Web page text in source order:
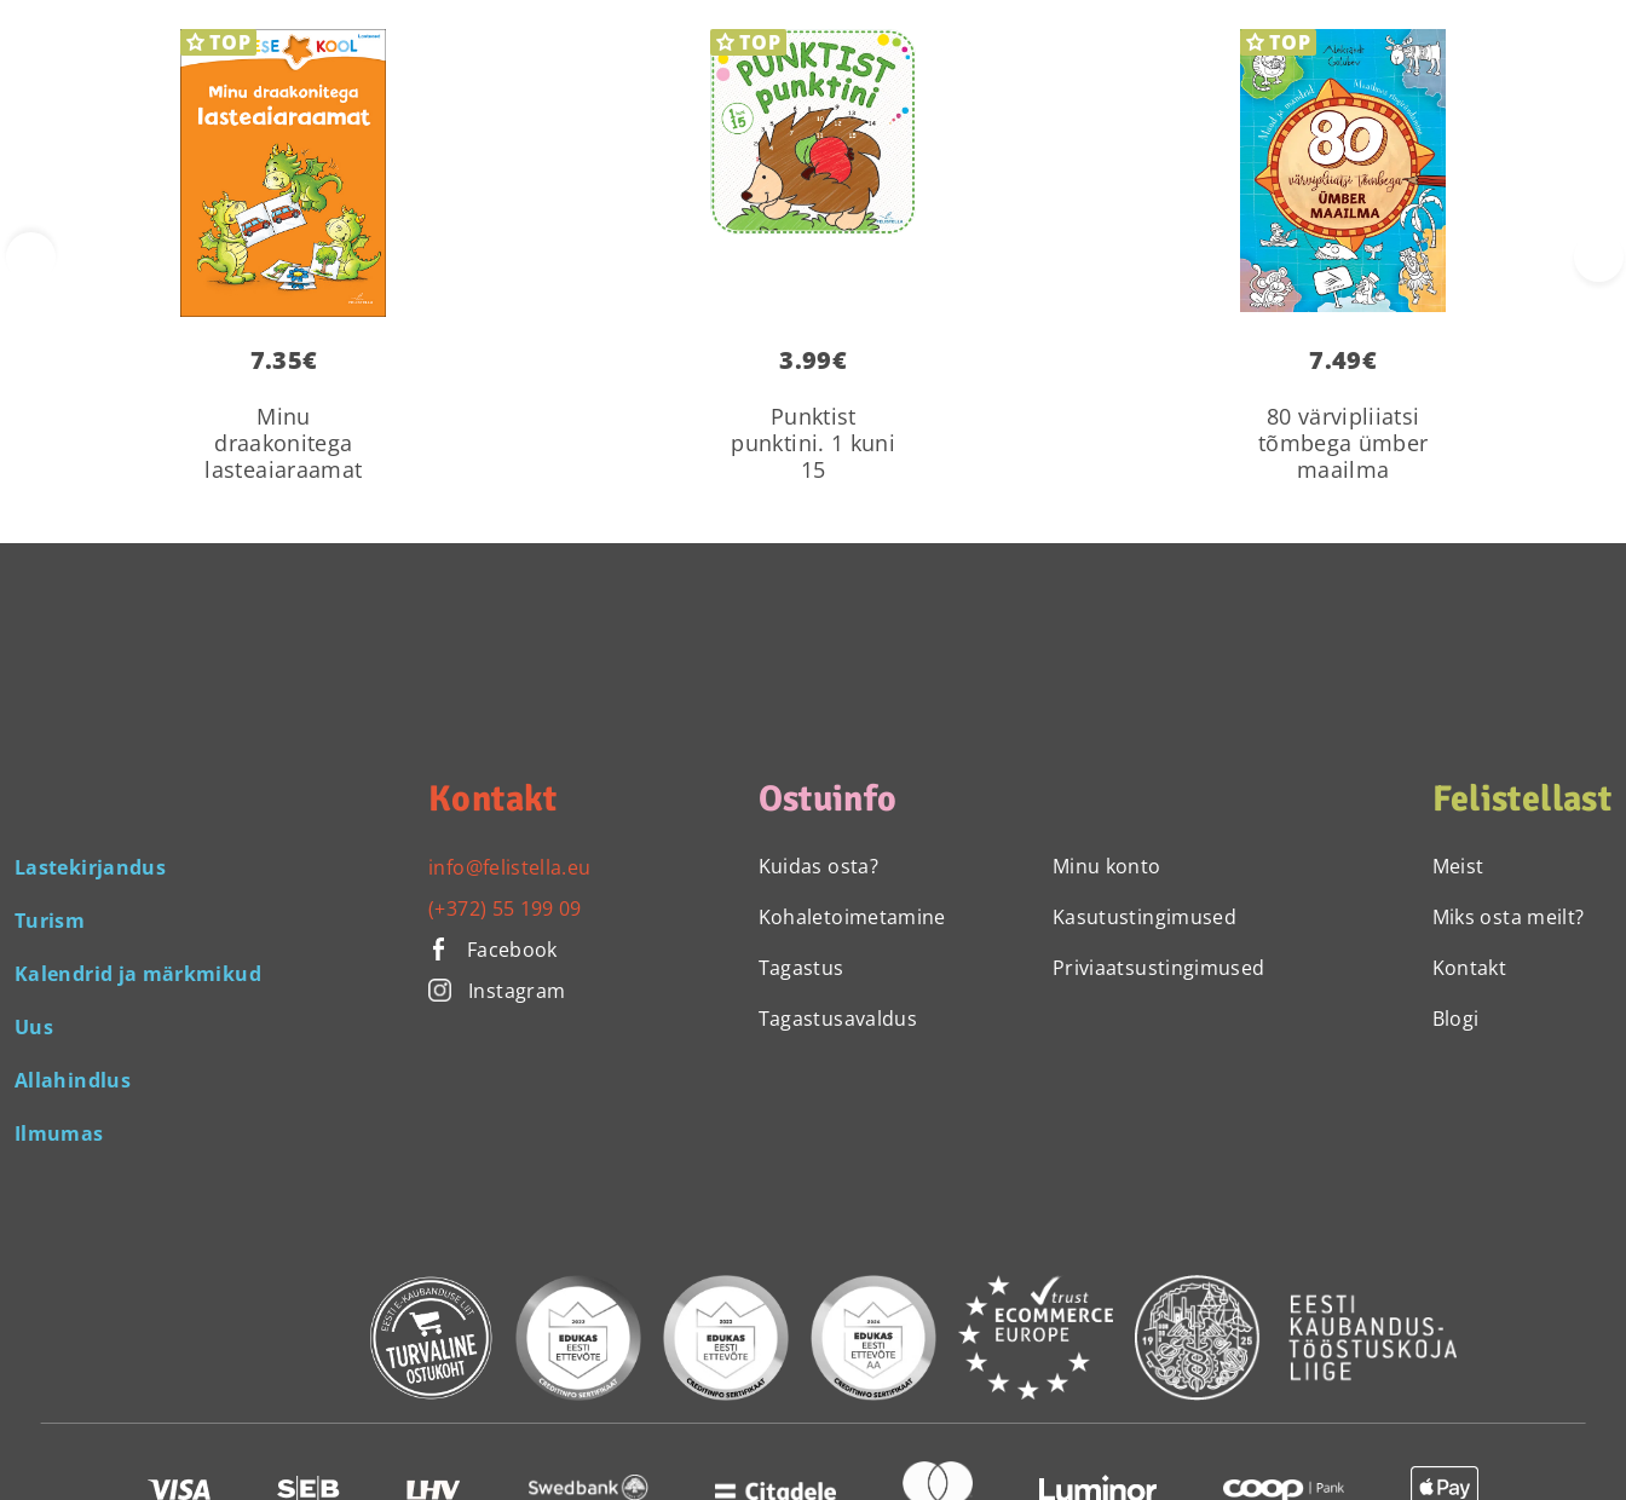
TOP
7.35€
Minu
draakonitega
lasteaiaraamat
TOP
3.99€
Punktist
punktini. 1 kuni
15
TOP
7.49€
80 värvipliiatsi
tõmbega ümber
maailma
Lastekirjandus
Turism
Kalendrid ja märkmikud
Uus
Allahindlus
Ilmumas
Kontakt
info@felistella.eu
(+372) 55 199 09
Facebook
Instagram
Ostuinfo
Kuidas osta?
Kohaletoimetamine
Tagastus
Tagastusavaldus
Minu konto
Kasutustingimused
Priviaatsustingimused
Felistellast
Meist
Miks osta meilt?
Kontakt
Blogi